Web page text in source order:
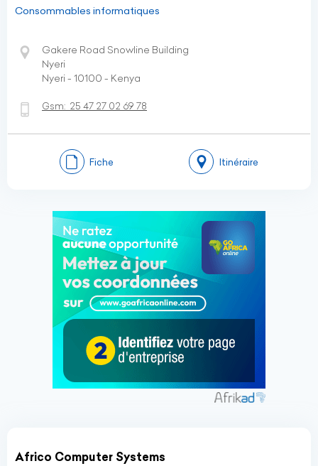
Consommables informatiques
Gakere Road Snowline Building
Nyeri
Nyeri - 10100 - Kenya
Gsm: 25 47 27 02 69 78
Fiche Itinéraire
Africo Computer Systems